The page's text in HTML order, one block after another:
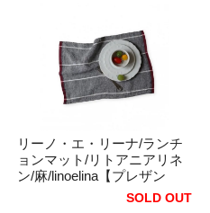
リーノ・エ・リーナ/ランチ
ョンマット/リトアニアリネ
ン/麻/linoelina【プレザン
ス】ライトブルー/レッド
SOLD OUT